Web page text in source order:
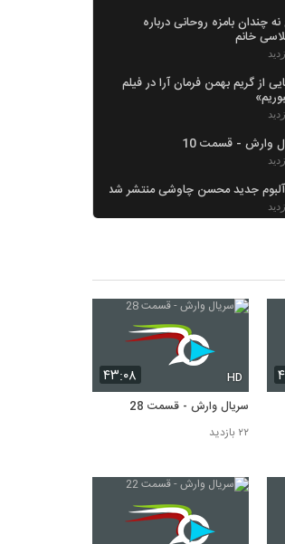
چندان بامزه روحانی درباره
خانم
از گریم بهمن فرمان آرا در فیلم
وارش - قسمت 10
آلبوم جدید محسن چاوشی منتشر شد
وارش - قسمت 28
وارش - قسمت 6
۴۳:۰۸ HD
سریال وارش - قسمت 28
۲۲ بازدید